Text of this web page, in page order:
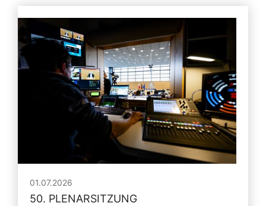
01.07.2026
50. PLENARSITZUNG